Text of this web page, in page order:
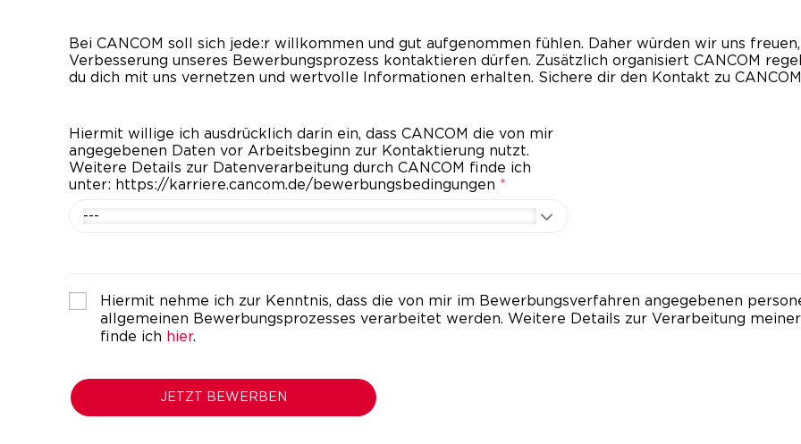
Bei CANCOM soll sich jede:r willkommen und gut aufgenommen fühlen. Daher würden wir uns
Verbesserung unseres Bewerbungsprozess kontaktieren dürfen. Zusätzlich organisiert CANCOM
du dich mit uns vernetzen und wertvolle Informationen erhalten. Sichere dir den Kontakt zu
Hiermit willige ich ausdrücklich darin ein, dass CANCOM die von mir
angegebenen Daten vor Arbeitsbeginn zur Kontaktierung nutzt.
Weitere Details zur Datenverarbeitung durch CANCOM finde ich
unter: https://karriere.cancom.de/bewerbungsbedingungen *
---
Hiermit nehme ich zur Kenntnis, dass die von mir im Bewerbungsverfahren angegebenen
allgemeinen Bewerbungsprozesses verarbeitet werden. Weitere Details zur Verarbeitung
finde ich hier.
JETZT BEWERBEN